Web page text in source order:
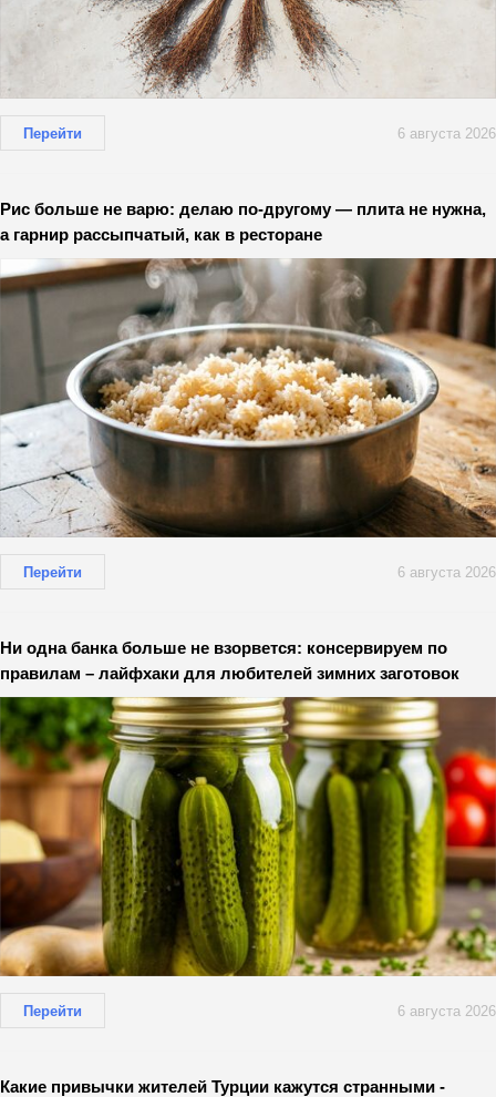
Перейти 6 августа 2026
Рис больше не варю: делаю по-другому — плита не нужна,
а гарнир рассыпчатый, как в ресторане
Перейти 6 августа 2026
Ни одна банка больше не взорвется: консервируем по
правилам – лайфхаки для любителей зимних заготовок
Перейти 6 августа 2026
Какие привычки жителей Турции кажутся странными -